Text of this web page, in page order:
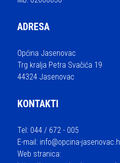
ADRESA
Općina Jasenovac
Trg kralja Petra Svačića 19
44324 Jasenovac
KONTAKTI
Tel: 044 / 672 - 005
E-mail: info@opcina-
Web stranica: